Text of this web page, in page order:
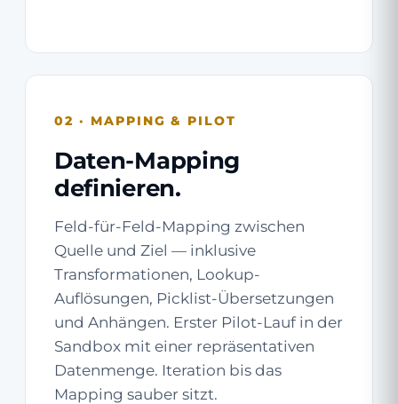
02 · MAPPING & PILOT
Daten-Mapping
definieren.
Feld-für-Feld-Mapping zwischen
Quelle und Ziel — inklusive
Transformationen, Lookup-
Auflösungen, Picklist-Übersetzungen
und Anhängen. Erster Pilot-Lauf in der
Sandbox mit einer repräsentativen
Datenmenge. Iteration bis das
Mapping sauber sitzt.